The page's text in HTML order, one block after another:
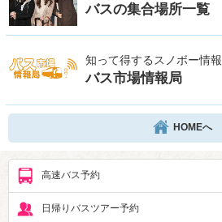
バスの集合場所一覧
知って得するスノボー情報
バス市場情報局
HOMEへ
高速バス予約
日帰りバスツアー予約